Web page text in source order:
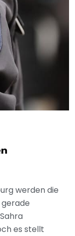
werden die
es stellt